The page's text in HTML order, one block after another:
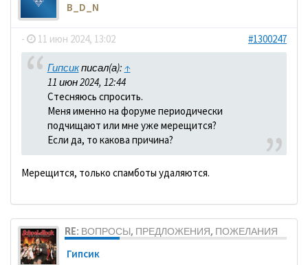
B_D_N
- 11 июн 2024, 13:02 #1300247
Гипсикписал(а): ↑
11 июн 2024, 12:44
Стесняюсь спросить.
Меня именно на форуме периодически
подчищают или мне уже мерещится?
Если да, то какова причина?
Мерещится, только спамботы удаляются.
RE: ВОПРОСЫ, ПРЕДЛОЖЕНИЯ, ПОЖЕЛАНИЯ
Гипсик